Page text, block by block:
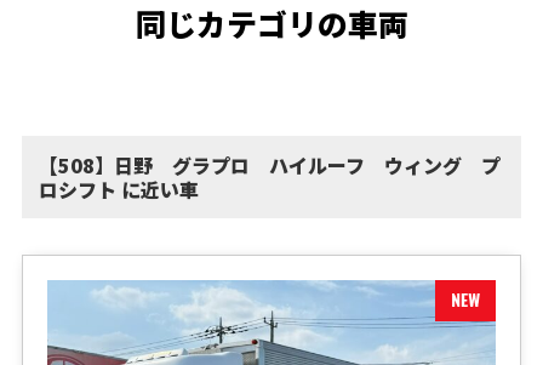
同じカテゴリの車両
【508】日野 グラプロ ハイルーフ ウィング プ
ロシフト に近い車